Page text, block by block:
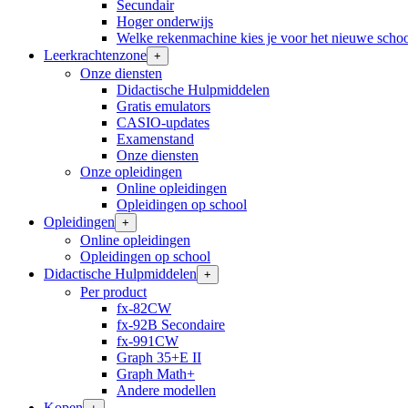
Secundair
Hoger onderwijs
Welke rekenmachine kies je voor het nieuwe
Leerkrachtenzone +
Onze diensten
Didactische Hulpmiddelen
Gratis emulators
CASIO-updates
Examenstand
Onze diensten
Onze opleidingen
Online opleidingen
Opleidingen op school
Opleidingen +
Online opleidingen
Opleidingen op school
Didactische Hulpmiddelen +
Per product
fx-82CW
fx-92B Secondaire
fx-991CW
Graph 35+E II
Graph Math+
Andere modellen